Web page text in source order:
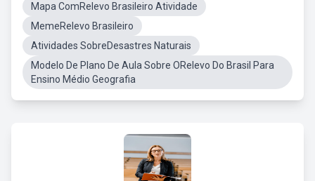
Mapa ComRelevo Brasileiro Atividade
MemeRelevo Brasileiro
Atividades SobreDesastres Naturais
Modelo De Plano De Aula Sobre ORelevo Do Brasil Para
Ensino Médio Geografia